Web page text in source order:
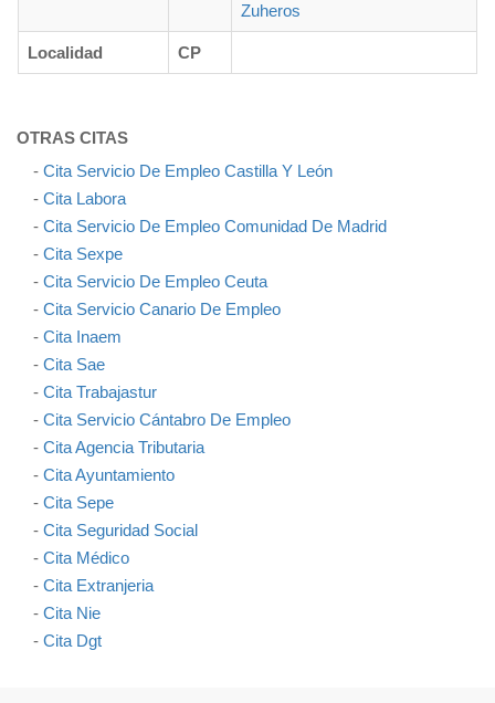
Zuheros
Localidad CP
OTRAS CITAS
- Cita Servicio De Empleo Castilla Y León
- Cita Labora
- Cita Servicio De Empleo Comunidad De Madrid
- Cita Sexpe
- Cita Servicio De Empleo Ceuta
- Cita Servicio Canario De Empleo
- Cita Inaem
- Cita Sae
- Cita Trabajastur
- Cita Servicio Cántabro De Empleo
- Cita Agencia Tributaria
- Cita Ayuntamiento
- Cita Sepe
- Cita Seguridad Social
- Cita Médico
- Cita Extranjeria
- Cita Nie
- Cita Dgt